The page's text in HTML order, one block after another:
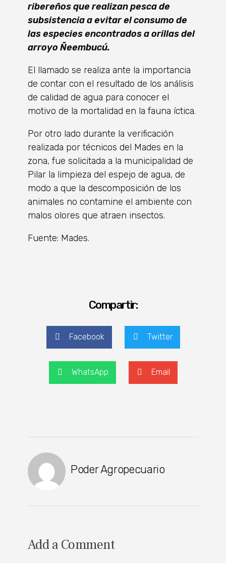
ribereños que realizan pesca de
subsistencia a evitar el consumo de
las especies encontrados a orillas del
arroyo Ñeembucú.
El llamado se realiza ante la importancia
de contar con el resultado de los análisis
de calidad de agua para conocer el
motivo de la mortalidad en la fauna íctica.
Por otro lado durante la verificación
realizada por técnicos del Mades en la
zona, fue solicitada a la municipalidad de
Pilar la limpieza del espejo de agua, de
modo a que la descomposición de los
animales no contamine el ambiente con
malos olores que atraen insectos.
Fuente: Mades.
Compartir:
Facebook Twitter
WhatsApp Email
Poder Agropecuario
Add a Comment